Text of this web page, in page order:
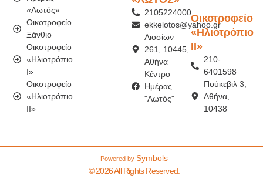
«Λωτός»
Οικοτροφείο
Ξάνθιο
Οικοτροφείο
«Ηλιοτρόπιο
Ι»
Οικοτροφείο
«Ηλιοτρόπιο
IΙ»
2105224000
ekkelotos@yahoo.gr
Λιοσίων
261, 10445,
Αθήνα
Κέντρο
Ημέρας
"Λωτός"
Οικοτροφείο
«Ηλιοτρόπιο
ΙI»
210-
6401598
Πούκεβιλ 3,
Αθήνα,
10438
© 2026 All Rights Reserved.
Powered by Symbols